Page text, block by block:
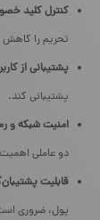
کنترل کلید
تحریم را
پشتیبانی از
پشتیبانی کند.
امنیت شبکه و
دو عاملی اهمیت
قابلیت
پول، ضروری